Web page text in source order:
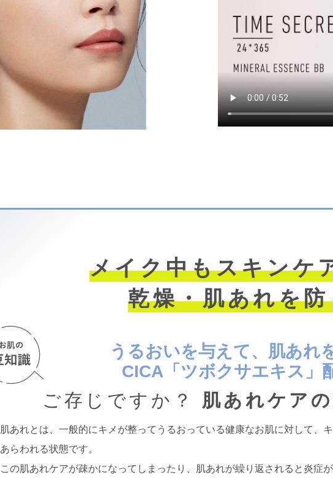
メイク中もスキンケ
乾燥・肌あれを
うるおいを与えて、肌あれ
CICA「ツボクサエキス」
ご存じですか？ 肌あれケアの
肌あれとは、一般的にキメが整ってうるおっている健康なお肌に対して、
あらわれる状態です。
この肌あれケアが疎かになってしまったり、肌あれが繰り返されると炎症